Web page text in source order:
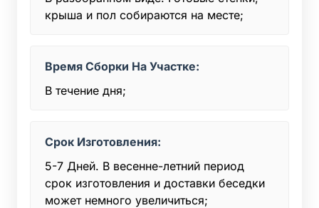
крыша и пол собираются на месте;
Время Сборки На Участке:
В течение дня;
Срок Изготовления:
5-7 Дней. В весенне-летний период
срок изготовления и доставки беседки
может немного увеличиться;